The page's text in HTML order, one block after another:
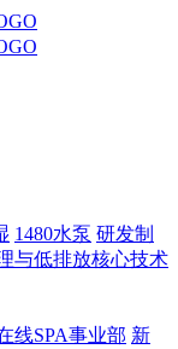
1480水泵 研发制
与低排放核心技术
线SPA事业部 新